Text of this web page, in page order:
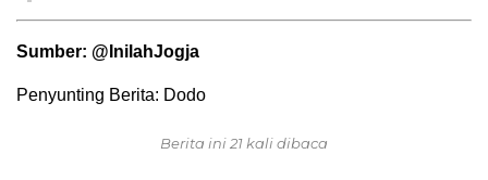
Sumber: @InilahJogja
Penyunting Berita: Dodo
Berita ini 21 kali dibaca